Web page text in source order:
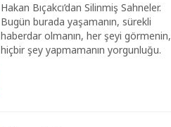
Hakan Bıçakcı’dan Silinmiş Sahneler.
Bugün burada yaşamanın, sürekli
haberdar olmanın, her şeyi görmenin,
hiçbir şey yapmamanın yorgunluğu.